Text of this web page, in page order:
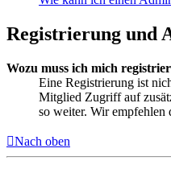
Registrierung und
Wozu muss ich mich
Eine Registrierung ist
Mitglied Zugriff auf
so weiter. Wir empfehlen
Nach oben